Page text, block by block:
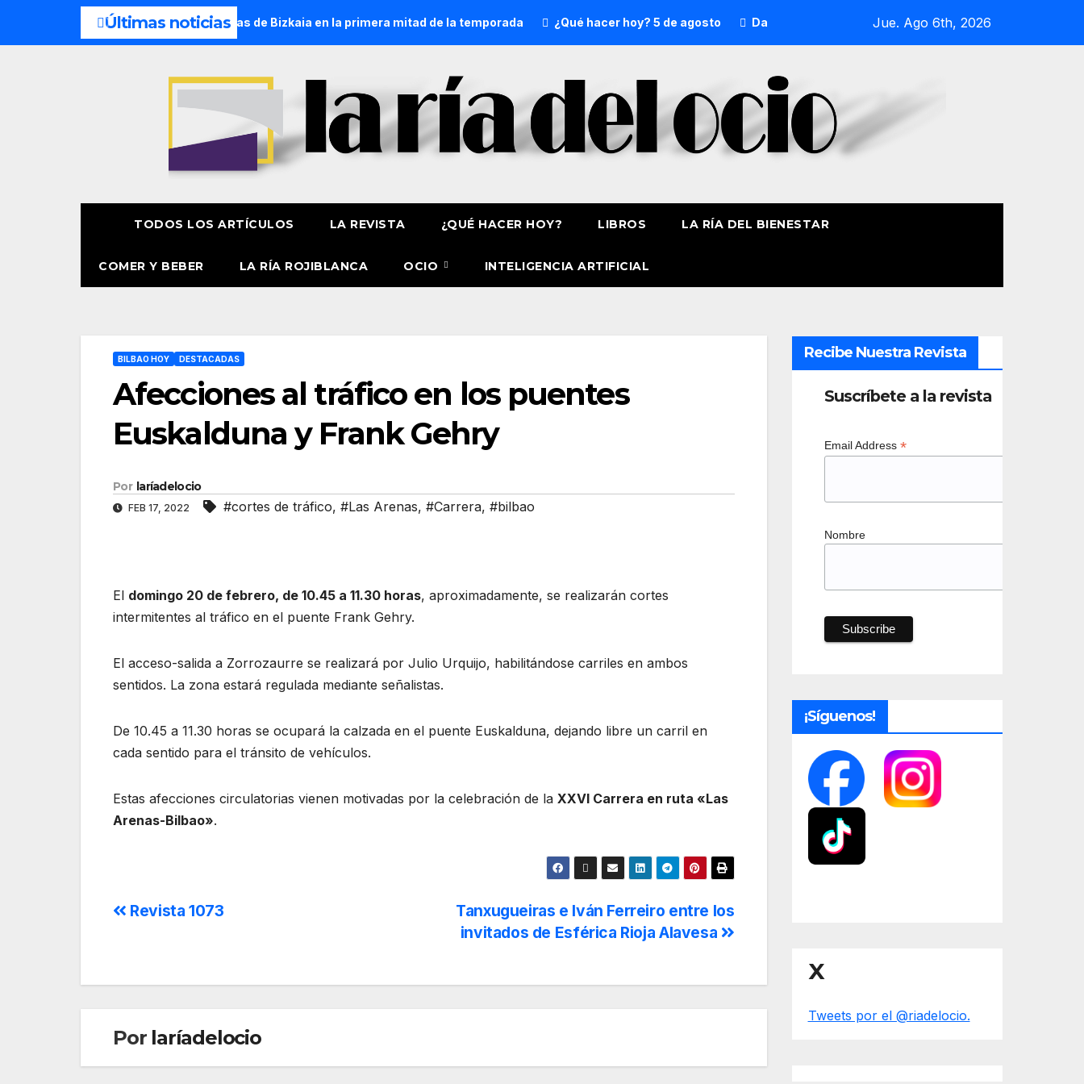
Últimas noticias
millón de personas eligen las playas de Bizkaia en la primera mitad de la temporada ¿Qué hacer hoy? 5 de agosto DalecandELA Fest 5 completa su programa con deporte,
Jue. Ago 6th, 2026
TODOS LOS ARTÍCULOS LA REVISTA ¿QUÉ HACER HOY? LIBROS LA RÍA DEL BIENESTAR
COMER Y BEBER LA RÍA ROJIBLANCA OCIO INTELIGENCIA ARTIFICIAL
BILBAO HOY DESTACADAS
Afecciones al tráfico en los puentes
Euskalduna y Frank Gehry
Por laríadelocio
FEB 17, 2022 #cortes de tráfico, #Las Arenas, #Carrera, #bilbao
El domingo 20 de febrero, de 10.45 a 11.30 horas, aproximadamente, se realizarán cortes
intermitentes al tráfico en el puente Frank Gehry.
El acceso-salida a Zorrozaurre se realizará por Julio Urquijo, habilitándose carriles en ambos
sentidos. La zona estará regulada mediante señalistas.
De 10.45 a 11.30 horas se ocupará la calzada en el puente Euskalduna, dejando libre un carril en
cada sentido para el tránsito de vehículos.
Estas afecciones circulatorias vienen motivadas por la celebración de la XXVI Carrera en ruta «Las
Arenas-Bilbao».
Tanxugueiras e Iván Ferreiro entre los
invitados de Esférica Rioja Alavesa
Revista 1073
Por laríadelocio
Recibe Nuestra Revista
Suscríbete a la revista
Email Address *
Nombre
¡Síguenos!
X
Tweets por el @riadelocio.